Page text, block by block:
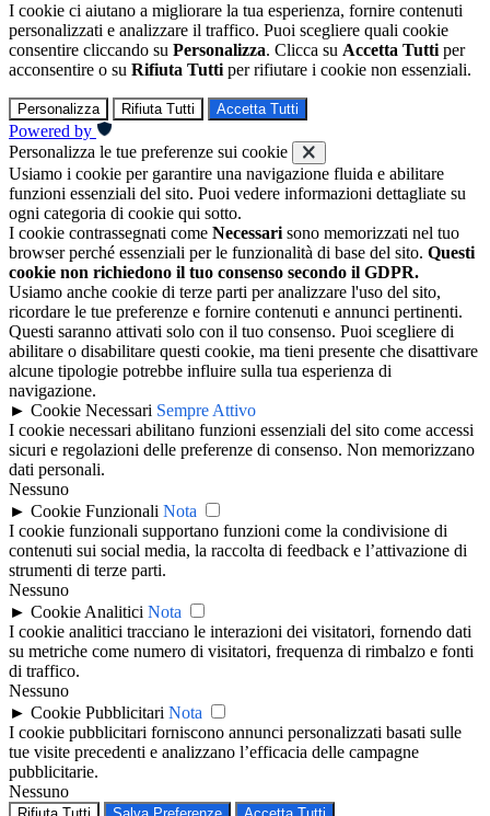
I cookie ci aiutano a migliorare la tua esperienza, fornire contenuti
personalizzati e analizzare il traffico. Puoi scegliere quali cookie
consentire cliccando su Personalizza. Clicca su Accetta Tutti per
acconsentire o su Rifiuta Tutti per rifiutare i cookie non essenziali.
Personalizza Rifiuta Tutti Accetta Tutti
Powered by
Personalizza le tue preferenze sui cookie
Usiamo i cookie per garantire una navigazione fluida e abilitare
funzioni essenziali del sito. Puoi vedere informazioni dettagliate su
ogni categoria di cookie qui sotto.
I cookie contrassegnati come Necessari sono memorizzati nel tuo
browser perché essenziali per le funzionalità di base del sito. Questi
cookie non richiedono il tuo consenso secondo il GDPR.
Usiamo anche cookie di terze parti per analizzare l'uso del sito,
ricordare le tue preferenze e fornire contenuti e annunci pertinenti.
Questi saranno attivati solo con il tuo consenso. Puoi scegliere di
abilitare o disabilitare questi cookie, ma tieni presente che disattivare
alcune tipologie potrebbe influire sulla tua esperienza di
navigazione.
► Cookie Necessari Sempre Attivo
I cookie necessari abilitano funzioni essenziali del sito come accessi
sicuri e regolazioni delle preferenze di consenso. Non memorizzano
dati personali.
Nessuno
► Cookie Funzionali Nota
I cookie funzionali supportano funzioni come la condivisione di
contenuti sui social media, la raccolta di feedback e l’attivazione di
strumenti di terze parti.
Nessuno
► Cookie Analitici Nota
I cookie analitici tracciano le interazioni dei visitatori, fornendo dati
su metriche come numero di visitatori, frequenza di rimbalzo e fonti
di traffico.
Nessuno
► Cookie Pubblicitari Nota
I cookie pubblicitari forniscono annunci personalizzati basati sulle
tue visite precedenti e analizzano l’efficacia delle campagne
pubblicitarie.
Nessuno